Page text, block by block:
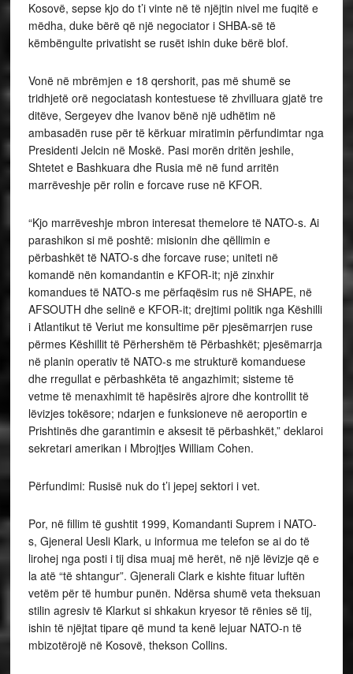
Kosovë, sepse kjo do t’i vinte në të njëjtin nivel me fuqitë e
mëdha, duke bërë që një negociator i SHBA-së të
këmbëngulte privatisht se rusët ishin duke bërë blof.
Vonë në mbrëmjen e 18 qershorit, pas më shumë se
tridhjetë orë negociatash kontestuese të zhvilluara gjatë tre
ditëve, Sergeyev dhe Ivanov bënë një udhëtim në
ambasadën ruse për të kërkuar miratimin përfundimtar nga
Presidenti Jelcin në Moskë. Pasi morën dritën jeshile,
Shtetet e Bashkuara dhe Rusia më në fund arritën
marrëveshje për rolin e forcave ruse në KFOR.
“Kjo marrëveshje mbron interesat themelore të NATO-s. Ai
parashikon si më poshtë: misionin dhe qëllimin e
përbashkët të NATO-s dhe forcave ruse; uniteti në
komandë nën komandantin e KFOR-it; një zinxhir
komandues të NATO-s me përfaqësim rus në SHAPE, në
AFSOUTH dhe selinë e KFOR-it; drejtimi politik nga Këshilli
i Atlantikut të Veriut me konsultime për pjesëmarrjen ruse
përmes Këshillit të Përhershëm të Përbashkët; pjesëmarrja
në planin operativ të NATO-s me strukturë komanduese
dhe rregullat e përbashkëta të angazhimit; sisteme të
vetme të menaxhimit të hapësirës ajrore dhe kontrollit të
lëvizjes tokësore; ndarjen e funksioneve në aeroportin e
Prishtinës dhe garantimin e aksesit të përbashkët,” deklaroi
sekretari amerikan i Mbrojtjes William Cohen.
Përfundimi: Rusisë nuk do t’i jepej sektori i vet.
Por, në fillim të gushtit 1999, Komandanti Suprem i NATO-
s, Gjeneral Uesli Klark, u informua me telefon se ai do të
lirohej nga posti i tij disa muaj më herët, në një lëvizje që e
la atë “të shtangur”. Gjenerali Clark e kishte fituar luftën
vetëm për të humbur punën. Ndërsa shumë veta theksuan
stilin agresiv të Klarkut si shkakun kryesor të rënies së tij,
ishin të njëjtat tipare që mund ta kenë lejuar NATO-n të
mbizotërojë në Kosovë, thekson Collins.